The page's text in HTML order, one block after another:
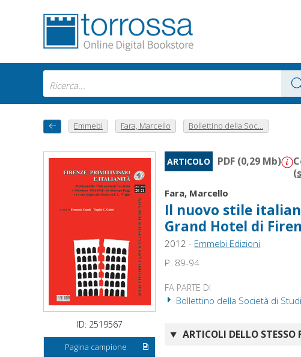
Emmebi Fara, Marcello Bollettino della Soc...
ID: 2519567
Pagina campione
ARTICOLO PDF (0,29 Mb)
(
Fara, Marcello
Il nuovo stile
Grand Hotel di
2012 - Emmebi Edizioni
P. 89-94
FA PARTE DI
Bollettino della Società di
ARTICOLI DELLO